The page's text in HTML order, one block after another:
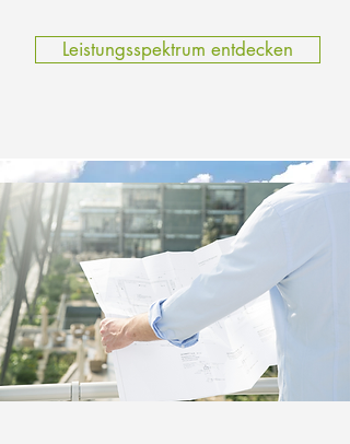
Leistungsspektrum entdecken